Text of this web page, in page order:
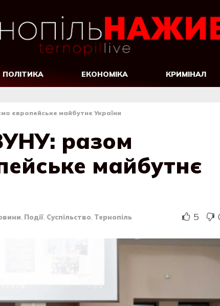
ПОЛІТИКА ЕКОНОМІКА КРИМІНАЛ
європейське майбутнє України
разом
майбутнє
, Події, Суспільство, Тернопіль 5